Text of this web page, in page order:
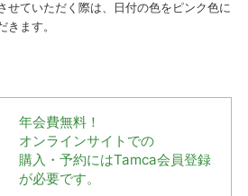
せていただく際は、日付の色をピンク色に
きます。
年会費無料！
オンラインサイトでの
購入・予約にはTamca会員登録
が必要です。